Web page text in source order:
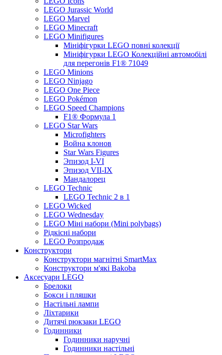
LEGO Jurassic World
LEGO Marvel
LEGO Minecraft
LEGO Minifigures
Мініфігурки LEGO повні колекції
Мініфігурки LEGO Колекційні автомобілі
для перегонів F1® 71049
LEGO Minions
LEGO Ninjago
LEGO One Piece
LEGO Pokémon
LEGO Speed Champions
F1® Формула 1
LEGO Star Wars
Microfighters
Война клонов
Star Wars Figures
Эпизод I-VI
Эпизод VII-IX
Мандалорец
LEGO Technic
LEGO Technic 2 в 1
LEGO Wicked
LEGO Wednesday
LEGO Міні набори (Mini polybags)
Рідкісні набори
LEGO Розпродаж
Конструктори
Конструктори магнітні SmartMax
Конструктори м'які Bakoba
Аксесуари LEGO
Брелоки
Бокси і пляшки
Настільні лампи
Ліхтарики
Дитячі рюкзаки LEGO
Годинники
Годинники наручні
Годинники настільні